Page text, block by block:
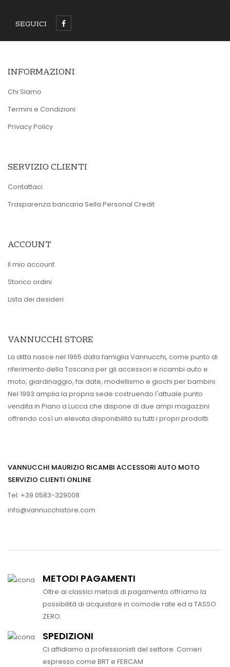
SEGUICI
INFORMAZIONI
Chi Siamo
Termini e Condizioni
Privacy Policy
SERVIZIO CLIENTI
Contattaci
Trasparenza bancaria Sella Personal Credit
ACCOUNT
Il mio account
Storico ordini
Lista dei desideri
VANNUCCHI STORE
La ditta nasce nel 1965 dalla famiglia Vannucchi, come punto di
riferimento della Toscana per gli accessori e ricambi auto e
moto, giardinaggio, fai date, modellismo e giochi per bambini.
Nel 1993 amplia la propria sede costruendo l'attuale punto
vendita in Piano a Lucca che dispone di due ampi magazzini
offrendo così un elevata disponibilità su tutti i propri prodotti.
VANNUCCHI MAURIZIO RICAMBI ACCESSORI AUTO MOTO
SERVIZIO CLIENTI ONLINE
Tel. +39 0583-329008
info@vannucchistore.com
METODI PAGAMENTI
Oltre ai classici metodi di pagamento offriamo la
possibilità di acquistare in comode rate ed a TASSO
ZERO.
SPEDIZIONI
Ci affidiamo a professionisti del settore. Corrieri
espresso come BRT e FERCAM